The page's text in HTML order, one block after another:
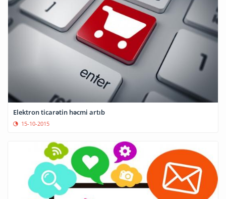
Elektron ticarətin həcmi artıb
15-10-2015